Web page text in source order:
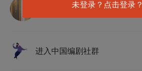
进入中国编剧社群
未登录？点击登录？